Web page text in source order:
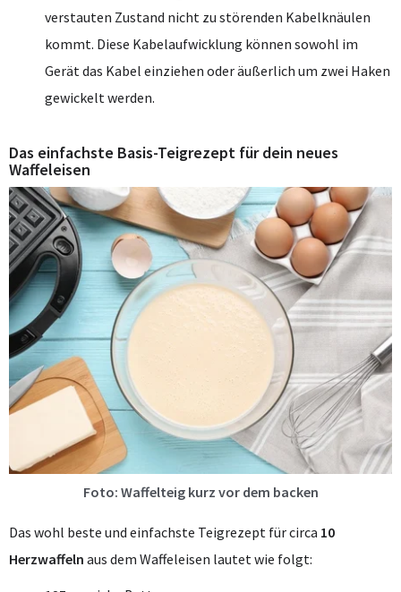
verstauten Zustand nicht zu störenden Kabelknäulen
kommt. Diese Kabelaufwicklung können sowohl im
Gerät das Kabel einziehen oder äußerlich um zwei Haken
gewickelt werden.
Das einfachste Basis-Teigrezept für dein neues
Waffeleisen
Foto: Waffelteig kurz vor dem backen
Das wohl beste und einfachste Teigrezept für circa 10
Herzwaffeln aus dem Waffeleisen lautet wie folgt: